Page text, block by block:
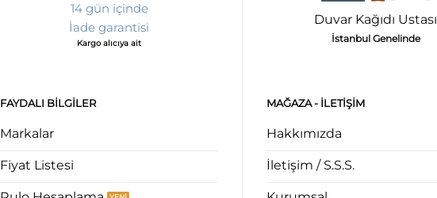
14 gün içinde
İade garantisi
Kargo alıcıya ait
Duvar Kağıdı Ustası
İstanbul Genelinde
FAYDALI BILGILER
Markalar
Fiyat Listesi
MAĞAZA - ILETIŞIM
Hakkımızda
İletişim / S.S.S.